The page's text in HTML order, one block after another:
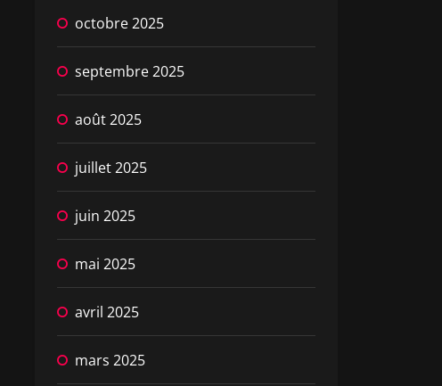
octobre 2025
septembre 2025
août 2025
juillet 2025
juin 2025
mai 2025
avril 2025
mars 2025